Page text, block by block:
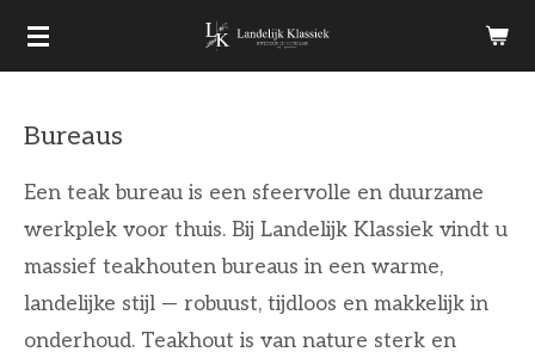
Ga
direct
de
Bureaus
Een teak bureau is een sfeervolle en duurzame
werkplek voor thuis. Bij Landelijk Klassiek vindt u
massief teakhouten bureaus in een warme,
landelijke stijl — robuust, tijdloos en makkelijk in
onderhoud. Teakhout is van nature sterk en